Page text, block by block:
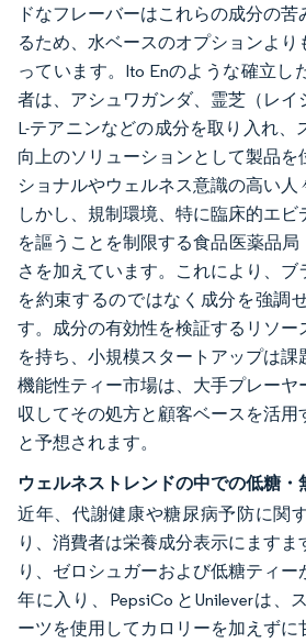
ドなフレーバーはこれらの成分の
るため、水ベースのオプションより
っています。Ito Enのような確立し
者は、アシュワガンダ、霊芝（レイ
L-テアニンなどの成分を取り入れ、
向上のソリューションとして製品を
ショナルやウェルネス意識の高い人
しかし、規制環境、特に臨床的エ
を謳うことを制限する食品医薬品
さを加えています。これにより、
を約束するのではなく成分を強調
す。成分の有効性を検証するリソー
を持ち、小規模スタートアップは課
機能性ティー市場は、大手プレーヤ
収してその処方と顧客ベースを活用
と予想されます。
ウェルネストレンドの中での低糖・
近年、代謝健康や糖尿病予防に関
り、消費者は栄養成分表示にます
り、ゼロシュガーおよび低糖ティ
年に入り、PepsiCo とUnileverは、
ーツを使用してカロリーを加えずに